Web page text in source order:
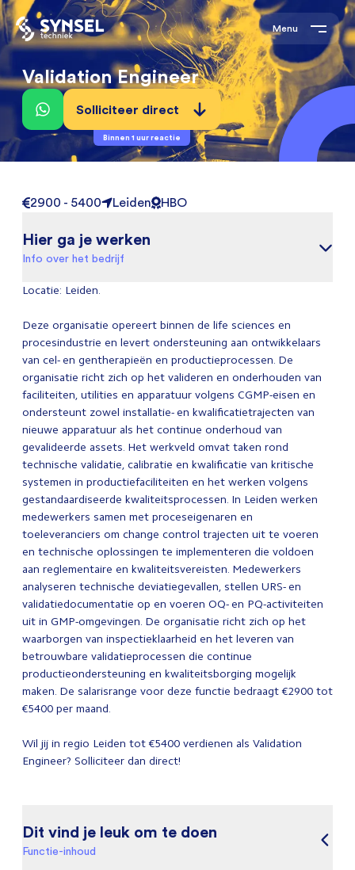
Menu
Validation Engineer
Solliciteer direct
Binnen 1 uur reactie
2900 - 5400 Leiden HBO
Hier ga je werken
Info over het bedrijf
Locatie: Leiden.
Deze organisatie opereert binnen de life sciences en
procesindustrie en levert ondersteuning aan ontwikkelaars
van cel- en gentherapieën en productieprocessen. De
organisatie richt zich op het valideren en onderhouden van
faciliteiten, utilities en apparatuur volgens CGMP-eisen en
ondersteunt zowel installatie- en kwalificatietrajecten van
nieuwe apparatuur als het continue onderhoud van
gevalideerde assets. Het werkveld omvat taken rond
technische validatie, calibratie en kwalificatie van kritische
systemen in productiefaciliteiten en het werken volgens
gestandaardiseerde kwaliteitsprocessen. In Leiden werken
medewerkers samen met proceseigenaren en
toeleveranciers om change control trajecten uit te voeren
en technische oplossingen te implementeren die voldoen
aan reglementaire en kwaliteitsvereisten. Medewerkers
analyseren technische deviatiegevallen, stellen URS- en
validatiedocumentatie op en voeren OQ- en PQ-activiteiten
uit in GMP-omgevingen. De organisatie richt zich op het
waarborgen van inspectieklaarheid en het leveren van
betrouwbare validatieprocessen die continue
productieondersteuning en kwaliteitsborging mogelijk
maken. De salarisrange voor deze functie bedraagt €2900 tot
€5400 per maand.
Wil jij in regio Leiden tot €5400 verdienen als Validation
Engineer? Solliciteer dan direct!
Dit vind je leuk om te doen
Functie-inhoud